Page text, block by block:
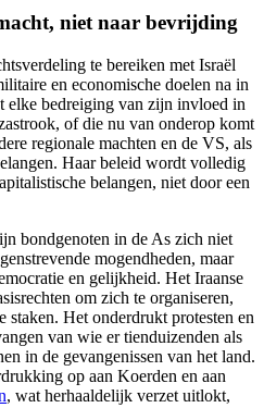
niet naar bevrijding
te bereiken met Israël
en economische doelen na in
elke bedreiging van zijn invloed in
of die nu van onderop komt
regionale machten en de VS, als
Haar beleid wordt volledig
belangen, niet door een
bondgenoten in de As zich niet
mogendheden, maar
en gelijkheid. Het Iraanse
om zich te organiseren,
staken. Het onderdrukt protesten en
van wie er tienduizenden als
in de gevangenissen van het land.
op aan Koerden en aan
, wat herhaaldelijk verzet uitlokt,